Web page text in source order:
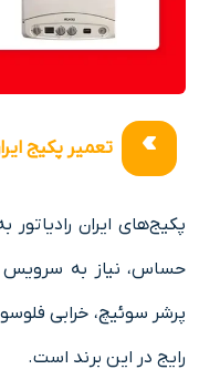
تعمیر پکیج
پکیج‌های ایران
حساس، نیاز به سرویس
پرشر سوئیچ، خرابی
رایج در این برند است.